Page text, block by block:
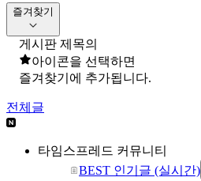
즐겨찾기
게시판 제목의
아이콘을 선택하면
즐겨찾기에 추가됩니다.
전체글
타임스프레드 커뮤니티
BEST 인기글 (실시간)